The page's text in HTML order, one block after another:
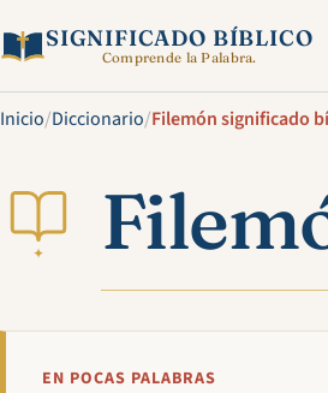
SIGNIFICADO BÍBLICO
Comprende la Palabra.
Inicio/Diccionario/Filemón significado
✦
EN POCAS PALABRAS